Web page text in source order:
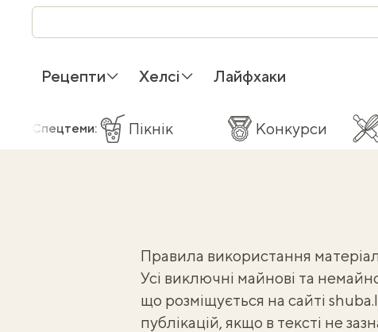
Рецепти Хелсі Лайфхаки
Спецтеми: Пікнік Конкурси
Правила використання
Усі виключні майнові та
що розміщується на сайті
публікацій, якщо в тексті не